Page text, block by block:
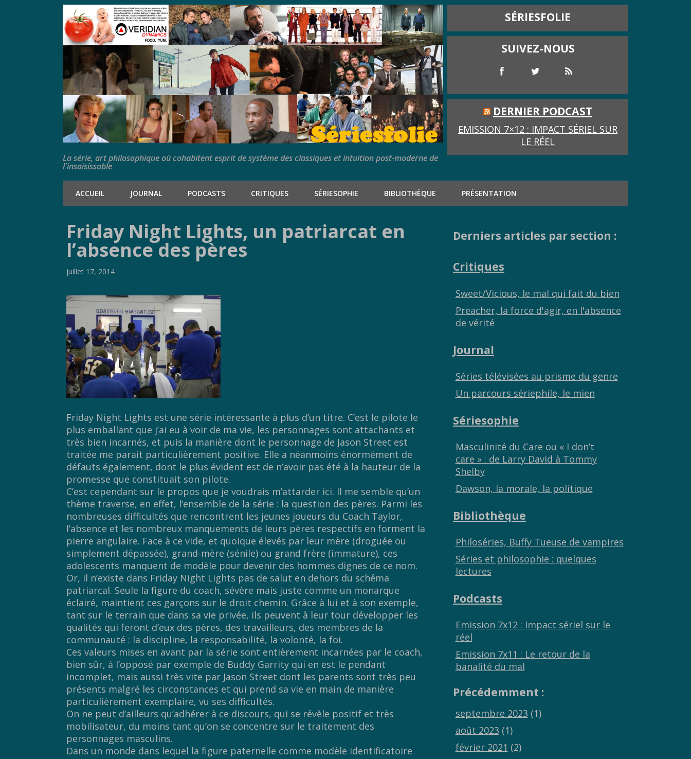
La série, art philosophique où cohabitent esprit de système des classiques et intuition post-moderne de
l'insaisissable
SÉRIESFOLIE
SUIVEZ-NOUS
DERNIER PODCAST
EMISSION 7×12 : IMPACT SÉRIEL SUR
LE RÉEL
ACCUEIL JOURNAL PODCASTS CRITIQUES SÉRIESOPHIE BIBLIOTHÈQUE PRÉSENTATION
Friday Night Lights, un patriarcat en
l’absence des pères
juillet 17, 2014
Friday Night Lights est une série intéressante à plus d’un titre. C’est le pilote le
plus emballant que j’ai eu à voir de ma vie, les personnages sont attachants et
très bien incarnés, et puis la manière dont le personnage de Jason Street est
traitée me parait particulièrement positive. Elle a néanmoins énormément de
défauts également, dont le plus évident est de n’avoir pas été à la hauteur de la
promesse que constituait son pilote.
C’est cependant sur le propos que je voudrais m’attarder ici. Il me semble qu’un
thème traverse, en effet, l’ensemble de la série : la question des pères. Parmi les
nombreuses difficultés que rencontrent les jeunes joueurs du Coach Taylor,
l’absence et les nombreux manquements de leurs pères respectifs en forment la
pierre angulaire. Face à ce vide, et quoique élevés par leur mère (droguée ou
simplement dépassée), grand-mère (sénile) ou grand frère (immature), ces
adolescents manquent de modèle pour devenir des hommes dignes de ce nom.
Or, il n’existe dans Friday Night Lights pas de salut en dehors du schéma
patriarcal. Seule la figure du coach, sévère mais juste comme un monarque
éclairé, maintient ces garçons sur le droit chemin. Grâce à lui et à son exemple,
tant sur le terrain que dans sa vie privée, ils peuvent à leur tour développer les
qualités qui feront d’eux des pères, des travailleurs, des membres de la
communauté : la discipline, la responsabilité, la volonté, la foi.
Ces valeurs mises en avant par la série sont entièrement incarnées par le coach,
bien sûr, à l’opposé par exemple de Buddy Garrity qui en est le pendant
incomplet, mais aussi très vite par Jason Street dont les parents sont très peu
présents malgré les circonstances et qui prend sa vie en main de manière
particulièrement exemplaire, vu ses difficultés.
On ne peut d’ailleurs qu’adhérer à ce discours, qui se révèle positif et très
mobilisateur, du moins tant qu’on se concentre sur le traitement des
personnages masculins.
Dans un monde dans lequel la figure paternelle comme modèle identificatoire
Derniers articles par section :
Critiques
Sweet/Vicious, le mal qui fait du bien
Preacher, la force d'agir, en l'absence
de vérité
Journal
Séries télévisées au prisme du genre
Un parcours sériephile, le mien
Sériesophie
Masculinité du Care ou « I don’t
care » : de Larry David à Tommy
Shelby
Dawson, la morale, la politique
Bibliothèque
Philoséries, Buffy Tueuse de vampires
Séries et philosophie : quelques
lectures
Podcasts
Emission 7x12 : Impact sériel sur le
réel
Emission 7x11 : Le retour de la
banalité du mal
Précédemment :
septembre 2023 (1)
août 2023 (1)
février 2021 (2)